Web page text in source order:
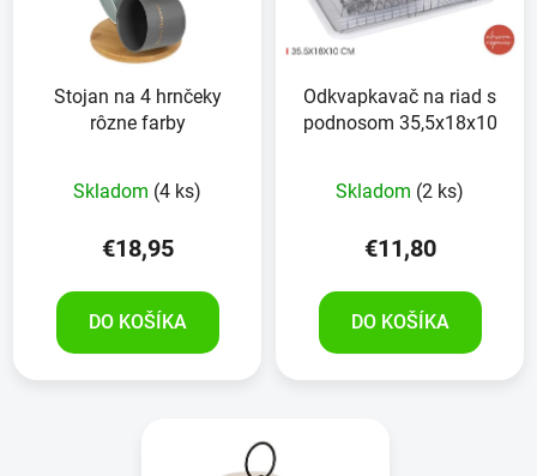
Stojan na 4 hrnčeky
rôzne farby
Skladom (4 ks)
€18,95
DO KOŠÍKA
Odkvapkavač na riad s
podnosom 35,5x18x10
Skladom (2 ks)
€11,80
DO KOŠÍKA